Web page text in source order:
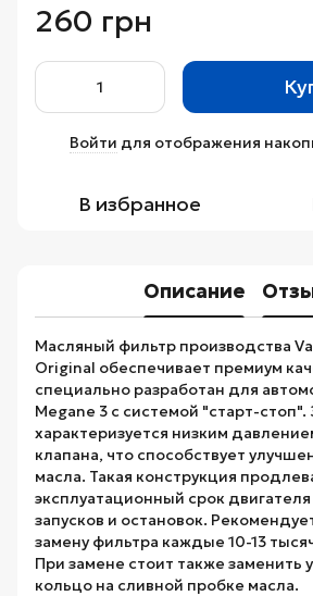
260 грн
Войти для отображения
В избранное
Описание
Масляный фильтр производства
Original обеспечивает премиум
специально разработан для
Megane 3 с системой "старт-
характеризуется низким
клапана, что способствует
масла. Такая конструкция
эксплуатационный срок
запусков и остановок.
замену фильтра каждые 10-13
При замене стоит также заменить
кольцо на сливной пробке масла.